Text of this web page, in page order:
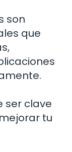
son
que
ser clave
tu